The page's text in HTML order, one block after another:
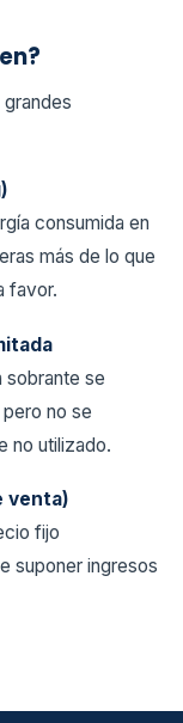
consumida en
más de lo que
favor.
sobrante se
no se
no utilizado.
venta)
fijo
suponer ingresos